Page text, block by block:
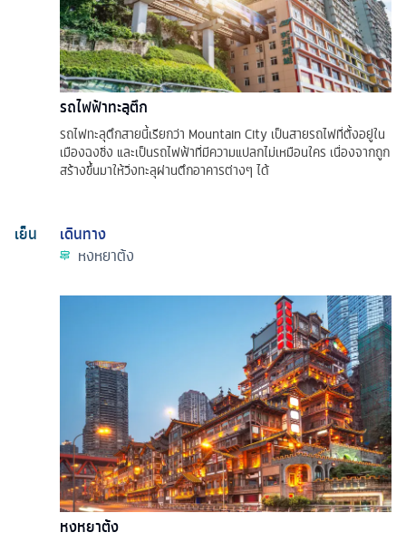
รถไฟฟ้าทะลุตึก
รถไฟทะลุตึกสายนี้เรียกว่า Mountain City เป็นสายรถไฟที่ตั้งอยู่ใน
เมืองฉงชิ่ง และเป็นรถไฟฟ้าที่มีความแปลกไม่เหมือนใคร เนื่องจากถูก
สร้างขึ้นมาให้วิ่งทะลุผ่านตึกอาคารต่างๆ ได้
เย็น
เดินทาง
หงหยาต้ง
หงหยาต้ง